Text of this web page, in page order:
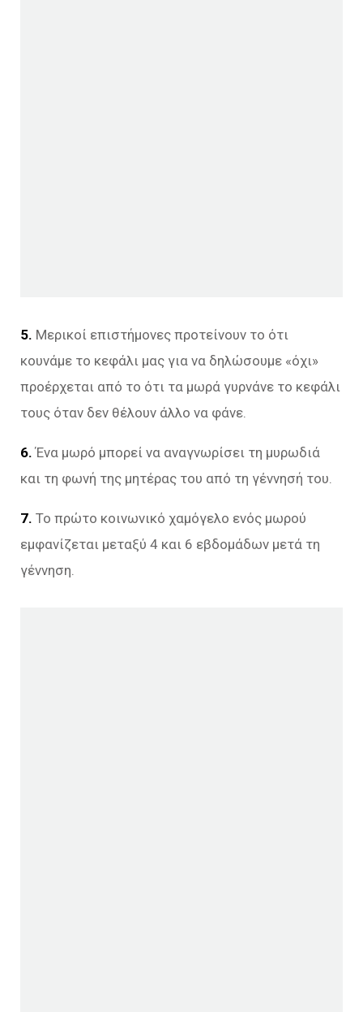
5. Μερικοί επιστήμονες προτείνουν το ότι
κουνάμε το κεφάλι μας για να δηλώσουμε «όχι»
προέρχεται από το ότι τα μωρά γυρνάνε το κεφάλι
τους όταν δεν θέλουν άλλο να φάνε.
6. Ένα μωρό μπορεί να αναγνωρίσει τη μυρωδιά
και τη φωνή της μητέρας του από τη γέννησή του.
7. Το πρώτο κοινωνικό χαμόγελο ενός μωρού
εμφανίζεται μεταξύ 4 και 6 εβδομάδων μετά τη
γέννηση.